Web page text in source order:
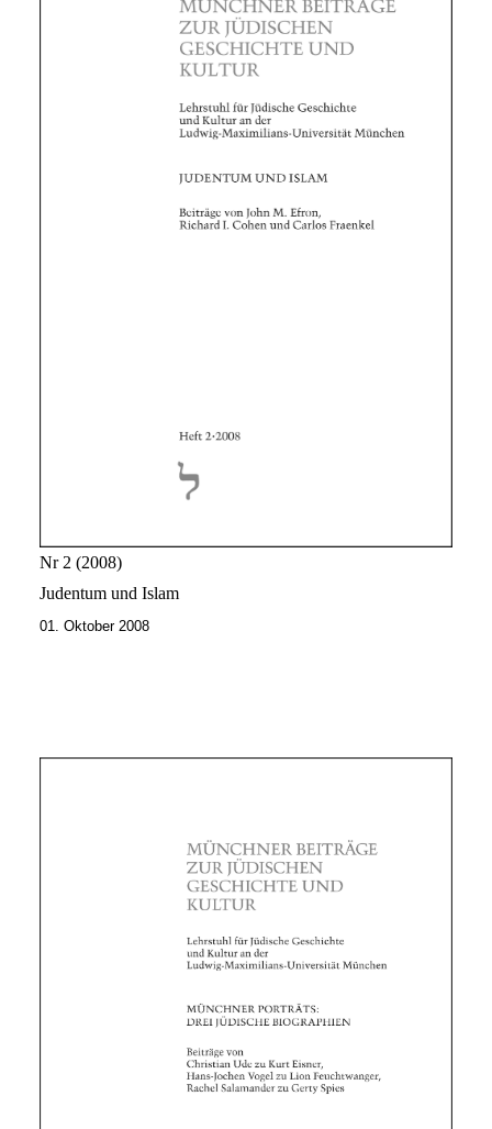
Nr 2 2008
Judentum und Islam
01. Oktober 2008